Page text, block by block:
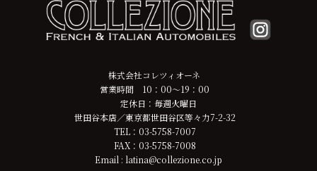
株式会社コレツィオーネ
営業時間 10：00～19：00
定休日：毎週火曜日
世田谷本店／東京都世田谷区等々力7-2-32
TEL：03-5758-7007
FAX：03-5758-7008
Email : latina@collezione.co.jp